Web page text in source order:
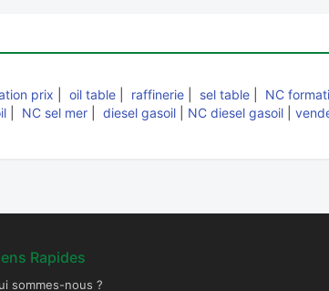
prix oil table raffinerie sel table NC
NC sel mer diesel gasoil NC diesel gasoil
Rapides
sommes-nous ?